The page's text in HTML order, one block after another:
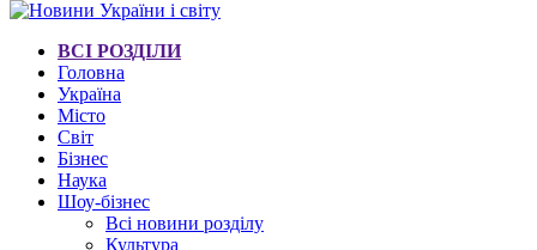
ВСІ РОЗДІЛИ
Головна
Україна
Місто
Світ
Бізнес
Наука
Шоу-бізнес
Всі новини розділу
Культура